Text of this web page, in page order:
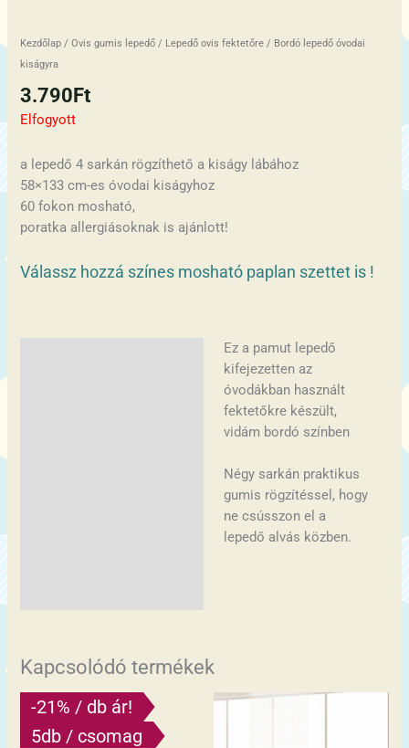
Kezdőlap /Ovis gumis lepedő / Lepedő ovis fektetőre / Bordó lepedő óvodai
kiságyra
3.790Ft
Elfogyott
a lepedő 4 sarkán rögzíthető a kiságy lábához
58×133 cm-es óvodai kiságyhoz
60 fokon mosható,
poratka allergiásoknak is ajánlott!
Válassz hozzá színes mosható paplan szettet is !
Ez a pamut lepedő
kifejezetten az
óvodákban használt
fektetőkre készült,
vidám bordó színben
Négy sarkán praktikus
gumis rögzítéssel, hogy
ne csússzon el a
lepedő alvás közben.
Kapcsolódó termékek
-21% / db ár!
5db / csomag